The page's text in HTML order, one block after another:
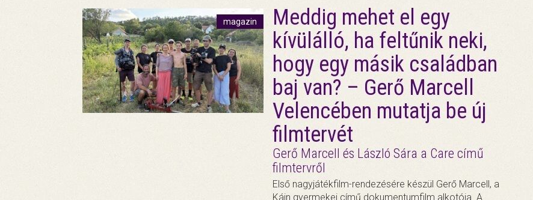
magazin
Meddig mehet el egy
kívülálló, ha feltűnik neki,
hogy egy másik családban
baj van? – Gerő Marcell
Velencében mutatja be új
filmtervét
Gerő Marcell és László Sára a Care című
filmtervről
Első nagyjátékfilm-rendezésére készül Gerő Marcell, a
Káin gyermekei című dokumentumfilm alkotója. A